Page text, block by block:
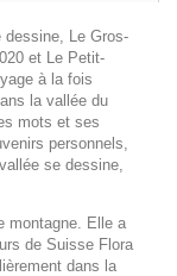
dessine, Le Gros-
et Le Petit-
à la fois
la vallée du
mots et ses
personnels,
se dessine,
montagne. Elle a
de Suisse Flora
dans la